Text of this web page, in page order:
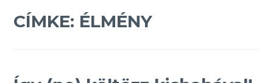
CÍMKE: ÉLMÉNY